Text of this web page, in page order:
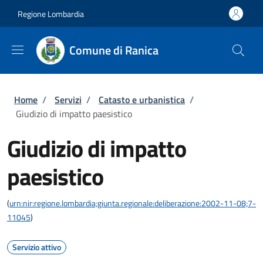
Regione Lombardia
Comune di Ranica
Briciole di pane
Home / Servizi / Catasto e urbanistica /
Giudizio di impatto paesistico
Giudizio di impatto
paesistico
(urn:nir:regione.lombardia;giunta.regionale:deliberazione:2002-11-08;7-
11045)
Servizio attivo